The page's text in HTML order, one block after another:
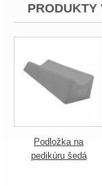
PRODUKTY
Podložka na
pedikúru šedá